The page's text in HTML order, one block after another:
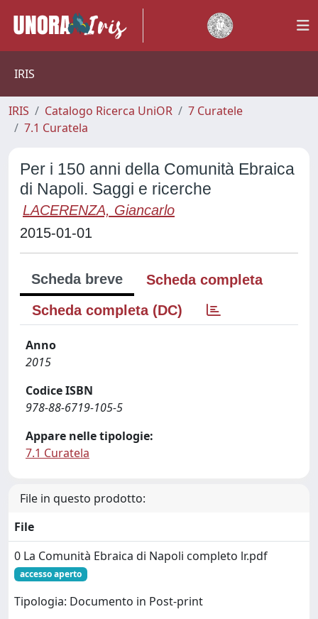
IRIS
IRIS Catalogo Ricerca UniOR
7 Curatele
7.1 Curatela
Per i 150 anni della Comunità Ebraica
di Napoli. Saggi e ricerche
LACERENZA, Giancarlo
2015-01-01
Scheda breve
Scheda completa
Scheda completa (DC)
Anno
2015
Codice ISBN
978-88-6719-105-5
Appare nelle tipologie:
7.1 Curatela
File in questo prodotto:
File
0 La Comunità Ebraica di Napoli completo lr.pdf
accesso aperto
Tipologia: Documento in Post-print